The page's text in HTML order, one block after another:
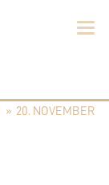
» 20. NOVEMBER